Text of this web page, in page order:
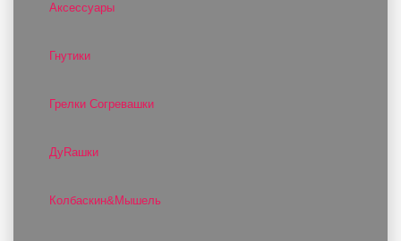
Аксессуары
Гнутики
Грелки Согревашки
ДуRашки
Колбаскин&Мышель